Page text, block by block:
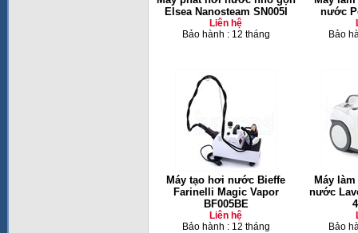
Elsea Nanosteam SN005I
Liên hệ
Bảo hành : 12 tháng
nước
Bảo
Máy tạo hơi nước Bieffe
Farinelli Magic Vapor
BF005BE
Liên hệ
Bảo hành : 12 tháng
Máy
nước
Bảo